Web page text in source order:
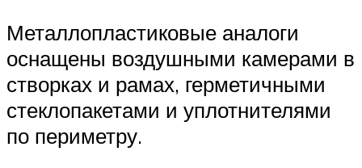
Металлопластиковые аналоги
оснащены воздушными камерами в
створках и рамах, герметичными
стеклопакетами и уплотнителями
по периметру.